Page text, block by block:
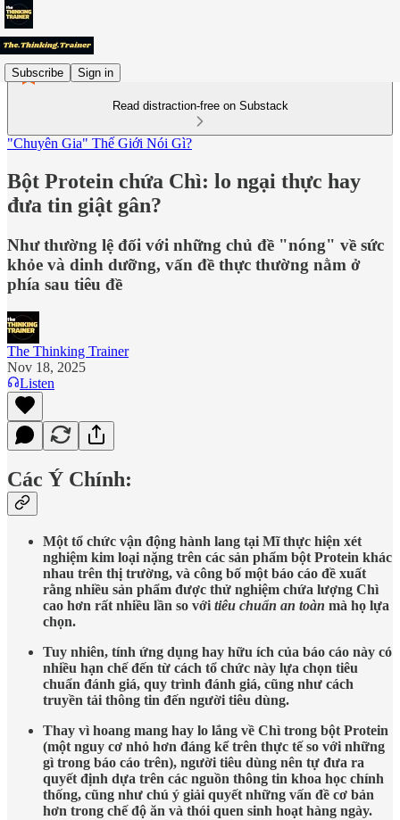
Subscribe Sign in
Read distraction-free on Substack
"Chuyên Gia" Thế Giới Nói Gì?
Bột Protein chứa Chì: lo ngại thực hay
đưa tin giật gân?
Như thường lệ đối với những chủ đề "nóng" về sức
khỏe và dinh dưỡng, vấn đề thực thường nằm ở
phía sau tiêu đề
The Thinking Trainer
Nov 18, 2025
Listen
Các Ý Chính:
Một tổ chức vận động hành lang tại Mĩ thực hiện xét
nghiệm kim loại nặng trên các sản phẩm bột Protein khác
nhau trên thị trường, và công bố một báo cáo đề xuất
rằng nhiều sản phẩm được thử nghiệm chứa lượng Chì
cao hơn rất nhiều lần so với tiêu chuẩn an toàn mà họ lựa
chọn.
Tuy nhiên, tính ứng dụng hay hữu ích của báo cáo này có
nhiều hạn chế đến từ cách tổ chức này lựa chọn tiêu
chuẩn đánh giá, quy trình đánh giá, cũng như cách
truyền tải thông tin đến người tiêu dùng.
Thay vì hoang mang hay lo lắng về Chì trong bột Protein
(một nguy cơ nhỏ hơn đáng kể trên thực tế so với những
gì trong báo cáo trên), người tiêu dùng nên tự đưa ra
quyết định dựa trên các nguồn thông tin khoa học chính
thống, cũng như chú ý giải quyết những vấn đề cơ bản
hơn trong chế độ ăn và thói quen sinh hoạt hàng ngày.